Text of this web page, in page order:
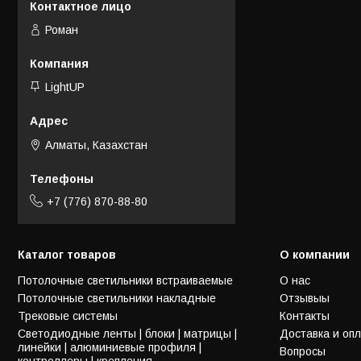
Роман
LightUP
Алматы, Казахстан
+7 (776) 870-88-80
Каталог товаров
Потолочные светильники встраиваемые
Потолочные светильники накладные
Трековые системы
Светодиодные ленты | блоки | матрицы |
линейки | алюминиевые профиля |
О компании
О нас
Отзывыы
Контакты
Доставка и
Вопросы